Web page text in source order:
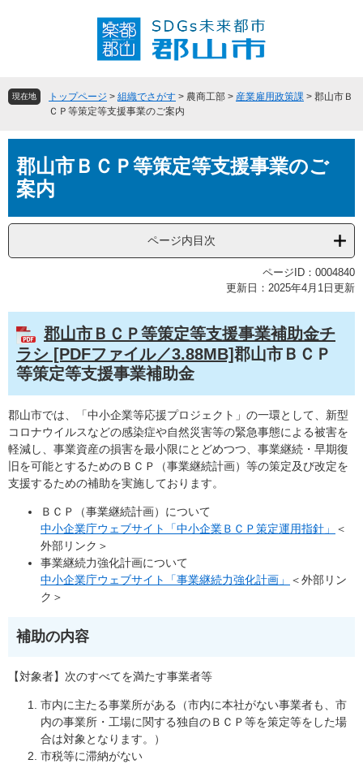
頭
飛現在地 トップページ > 組織でさがす > 農商工部 > 産業雇用政策課 > 郡山市Ｂ
ＣＰ等策定等支援事業のご案内
文郡山市ＢＣＰ等策定等支援事業のご
案内
ページ内目次
ページID：0004840
更新日：2025年4月1日更新
郡山市ＢＣＰ等策定等支援事業補助金チ
ラシ [PDFファイル／3.88MB]郡山市ＢＣＰ
等策定等支援事業補助金
郡山市では、「中小企業等応援プロジェクト」の一環として、新型
コロナウイルスなどの感染症や自然災害等の緊急事態による被害を
軽減し、事業資産の損害を最小限にとどめつつ、事業継続・早期復
旧を可能とするためのＢＣＰ（事業継続計画）等の策定及び改定を
支援するための補助を実施しております。
ＢＣＰ（事業継続計画）について
中小企業庁ウェブサイト「中小企業ＢＣＰ策定運用指針」
＜
外部リンク＞
事業継続力強化計画について
中小企業庁ウェブサイト「事業継続力強化計画」
＜外部リン
ク＞
補助の内容
【対象者】次のすべてを満たす事業者等
市内に主たる事業所がある（市内に本社がない事業者も、市
内の事業所・工場に関する独自のＢＣＰ等を策定等をした場
合は対象となります。）
市税等に滞納がない